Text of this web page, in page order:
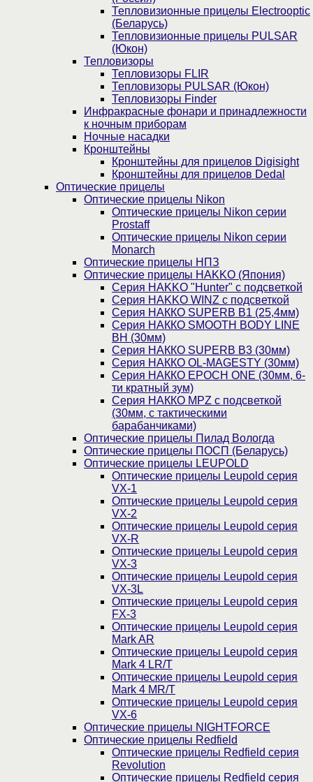
Тепловизионные прицелы Electrooptic
(Беларусь)
Тепловизионные прицелы PULSAR
(Юкон)
Тепловизоры
Тепловизоры FLIR
Тепловизоры PULSAR (Юкон)
Тепловизоры Finder
Инфракрасные фонари и принадлежности
к ночным приборам
Ночные насадки
Кронштейны
Кронштейны для прицелов Digisight
Кронштейны для прицелов Dedal
Оптические прицелы
Оптические прицелы Nikon
Оптические прицелы Nikon серии
Prostaff
Оптические прицелы Nikon серии
Monarch
Оптические прицелы НПЗ
Оптические прицелы HAKKO (Япония)
Cерия HAKKO "Hunter" с подсветкой
Серия НAKKO WINZ с подсветкой
Серия НАККО SUPERB B1 (25,4мм)
Серия НАККО SMOOTH BODY LINE
BH (30мм)
Серия НАККО SUPERB B3 (30мм)
Серия НАККО OL-MAGESTY (30мм)
Серия НАККО EPOCH ONE (30мм, 6-
ти кратный зум)
Серия НАККО MPZ с подсветкой
(30мм, c тактическими
барабанчиками)
Оптические прицелы Пилад Вологда
Оптические прицелы ПОСП (Беларусь)
Оптические прицелы LEUPOLD
Оптические прицелы Leupold серия
VX-1
Оптические прицелы Leupold серия
VX-2
Оптические прицелы Leupold серия
VX-R
Оптические прицелы Leupold серия
VX-3
Оптические прицелы Leupold серия
VX-3L
Оптические прицелы Leupold серия
FX-3
Оптические прицелы Leupold серия
Mark AR
Оптические прицелы Leupold серия
Mark 4 LR/T
Оптические прицелы Leupold серия
Mark 4 MR/T
Оптические прицелы Leupold серия
VX-6
Оптические прицелы NIGHTFORCE
Оптические прицелы Redfield
Оптические прицелы Redfield серия
Revolution
Оптические прицелы Redfield серия